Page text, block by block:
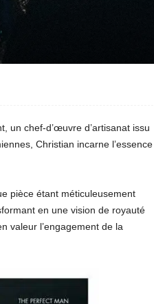
un chef-d’œuvre d’artisanat issu
Christian incarne l’essence
pièce étant méticuleusement
en une vision de royauté
valeur l’engagement de la